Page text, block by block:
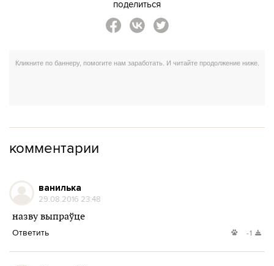
поделиться
комментарии
ванилька
29.08.2016 23:48
назву выпраўце
Ответить -1